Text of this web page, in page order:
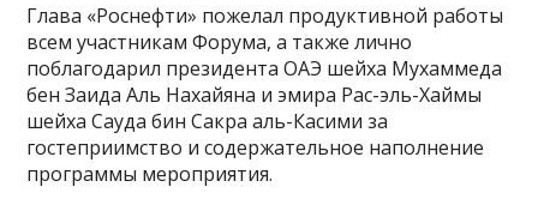
Глава «Роснефти» пожелал продуктивной работы
всем участникам Форума, а также лично
поблагодарил президента ОАЭ шейха Мухаммеда
бен Заида Аль Нахайяна и эмира Рас-эль-Хаймы
шейха Сауда бин Сакра аль-Касими за
гостеприимство и содержательное наполнение
программы мероприятия.